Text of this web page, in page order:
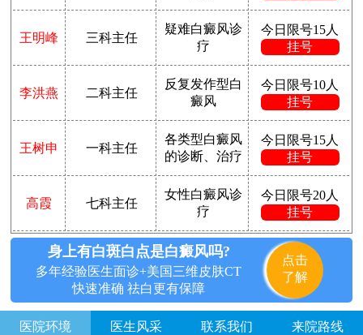
王明峰 三科主任
疑难白癜风诊
疗
今日限号15人
挂号
李洪燕 二科主任
反复发作型白
癜风
今日限号10人
挂号
王树申 一科主任
各类型白癜风
的诊断、治疗
今日限号15人
挂号
高霞 七科主任
女性白癜风诊
疗
今日限号20人
挂号
身上有白斑白点是白癜风吗?
多年经验医生面诊+美国三维皮肤CT
快速准确 祛白更有保障
点击
了解
医院环境 医生风采 联系我们 来院路线